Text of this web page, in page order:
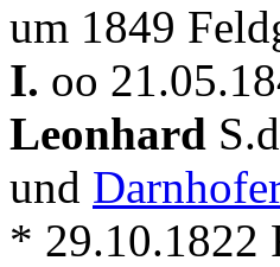
um 1849
I. oo
Leonhard
und
* 29.10.1822